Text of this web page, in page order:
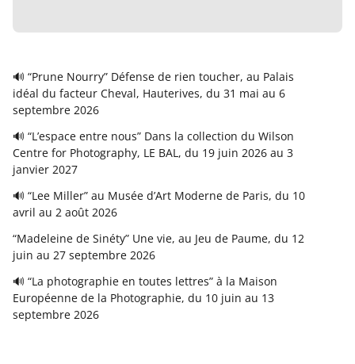
🔊 “Prune Nourry” Défense de rien toucher, au Palais
idéal du facteur Cheval, Hauterives, du 31 mai au 6
septembre 2026
🔊 “L’espace entre nous” Dans la collection du Wilson
Centre for Photography, LE BAL, du 19 juin 2026 au 3
janvier 2027
🔊 “Lee Miller” au Musée d’Art Moderne de Paris, du 10
avril au 2 août 2026
“Madeleine de Sinéty” Une vie, au Jeu de Paume, du 12
juin au 27 septembre 2026
🔊 “La photographie en toutes lettres” à la Maison
Européenne de la Photographie, du 10 juin au 13
septembre 2026